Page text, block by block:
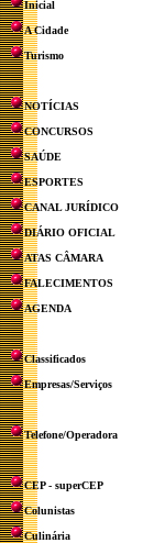
Inicial
A Cidade
Turismo
NOTÍCIAS
CONCURSOS
SAÚDE
ESPORTES
CANAL JURÍDICO
DIÁRIO OFICIAL
ATAS CÂMARA
FALECIMENTOS
AGENDA
Classificados
Empresas/Serviços
Telefone/Operadora
CEP - superCEP
Colunistas
Culinária